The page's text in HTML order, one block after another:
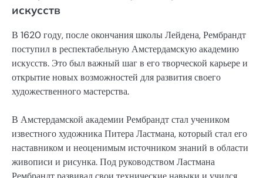
искусств
В 1620 году, после окончания школы Лейдена, Рембрандт
поступил в респектабельную Амстердамскую академию
искусств. Это был важный шаг в его творческой карьере и
открытие новых возможностей для развития своего
художественного мастерства.
В Амстердамской академии Рембрандт стал учеником
известного художника Питера Ластмана, который стал его
наставником и неоценимым источником знаний в области
живописи и рисунка. Под руководством Ластмана